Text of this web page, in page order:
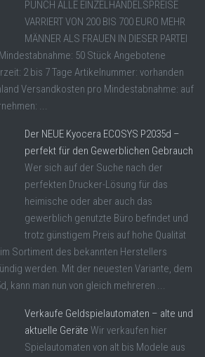
PUNCH ALLE EINZELHANDELSPREISE
VARRIERT VON 200 BIS 700 EURO MEHR
MÄNNER ALS FRAUEN IN DIESER PARTEI
50 Stück Angebotene
2 bis 7 Tage Artikelnummer: vorhanden
Versandkosten pro Mindestabnahme: auf
...
Der NEUE Kyocera ECOSYS P2035d –
perfekt für den Gewerblichen Gebrauch
Wer sich auf der Suche nach der
perfekten Drucker-Lösung für das
heimische oder aber auch das
gewerblich genutzte Büro befindet und
trotz günstigem Preis auf hohe Qualität
Sortiment des bekannten Herstellers
werden. Mit der neuesten Variante, dem
kann man nun von gleich mehreren ...
Verkaufe Geldspielautomaten – alte und
aktuelle Geräte Wir verkaufen hier
Spielautomaten von alt bis Modele aus